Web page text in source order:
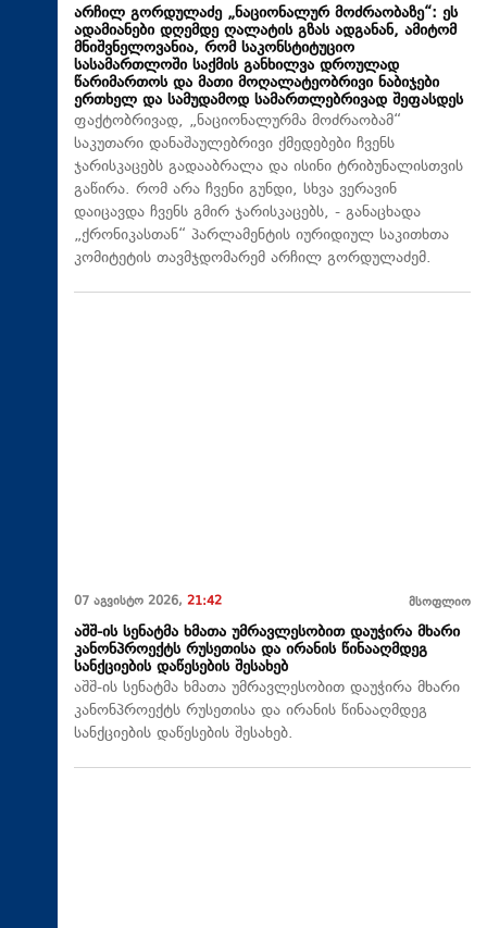
არჩილ გორდულაძე „ნაციონალურ მოძრაობაზე“: ეს
ადამიანები დღემდე ღალატის გზას ადგანან, ამიტომ
მნიშვნელოვანია, რომ საკონსტიტუციო
სასამართლოში საქმის განხილვა დროულად
წარიმართოს და მათი მოღალატეობრივი ნაბიჯები
ერთხელ და სამუდამოდ სამართლებრივად შეფასდეს
ფაქტობრივად, „ნაციონალურმა მოძრაობამ“
საკუთარი დანაშაულებრივი ქმედებები ჩვენს
ჯარისკაცებს გადააბრალა და ისინი ტრიბუნალისთვის
გაწირა. რომ არა ჩვენი გუნდი, სხვა ვერავინ
დაიცავდა ჩვენს გმირ ჯარისკაცებს, - განაცხადა
„ქრონიკასთან“ პარლამენტის იურიდიულ საკითხთა
კომიტეტის თავმჯდომარემ არჩილ გორდულაძემ.
07 აგვისტო 2026, 21:42 მსოფლიო
აშშ-ის სენატმა ხმათა უმრავლესობით დაუჭირა მხარი
კანონპროექტს რუსეთისა და ირანის წინააღმდეგ
სანქციების დაწესების შესახებ
აშშ-ის სენატმა ხმათა უმრავლესობით დაუჭირა მხარი
კანონპროექტს რუსეთისა და ირანის წინააღმდეგ
სანქციების დაწესების შესახებ.